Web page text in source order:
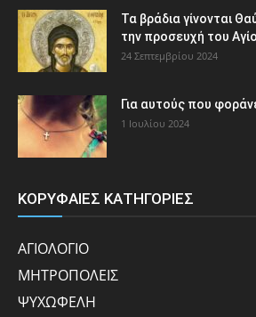
Τα βράδια γίνονται
την προσευχή του
24 Σεπτεμβρίου 2024
Για αυτούς που
1 Ιουλίου 2024
ΚΟΡΥΦΑΙΕΣ ΚΑΤΗΓΟΡΙΕΣ
ΑΓΙΟΛΟΓΙΟ
ΜΗΤΡΟΠΟΛΕΙΣ
ΨΥΧΩΦΕΛΗ